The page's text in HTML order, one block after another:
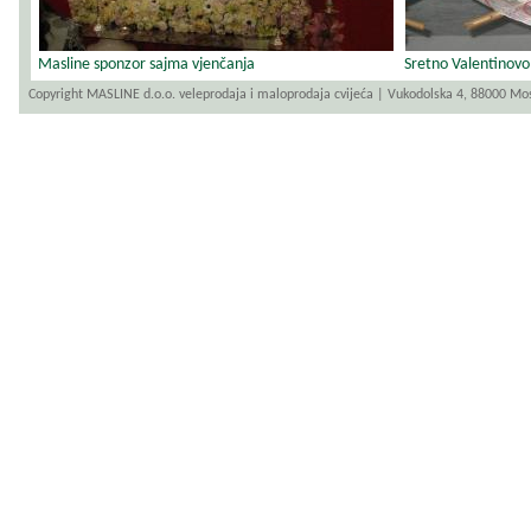
Masline sponzor sajma vjenčanja Sretno Valentinovo
Copyright MASLINE d.o.o. veleprodaja i maloprodaja cvijeća | Vukodolska 4, 88000